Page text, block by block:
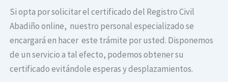
Si opta por solicitar el certificado del Registro Civil
Abadiño online, nuestro personal especializado se
encargará en hacer este trámite por usted. Disponemos
de un servicio a tal efecto, podemos obtener su
certificado evitándole esperas y desplazamientos.